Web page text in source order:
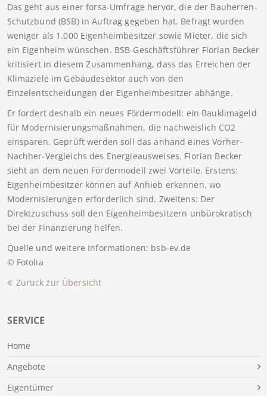
SERVICE
Home
Angebote
Eigentümer
Das geht aus einer forsa-Umfrage hervor, die der Bauherren-
Schutzbund (BSB) in Auftrag gegeben hat. Befragt wurden
weniger als 1.000 Eigenheimbesitzer sowie Mieter, die sich
ein Eigenheim wünschen. BSB-Geschäftsführer Florian Becker
kritisiert in diesem Zusammenhang, dass das Erreichen der
Klimaziele im Gebäudesektor auch von den
Einzelentscheidungen der Eigenheimbesitzer abhänge.
Er fordert deshalb ein neues Fördermodell: ein Bauklimageld
für Modernisierungsmaßnahmen, die nachweislich CO2
einsparen. Geprüft werden soll das anhand eines Vorher-
Nachher-Vergleichs des Energieausweises. Florian Becker
sieht an dem neuen Fördermodell zwei Vorteile. Erstens:
Eigenheimbesitzer können auf Anhieb erkennen, wo
Modernisierungen erforderlich sind. Zweitens: Der
Direktzuschuss soll den Eigenheimbesitzern unbürokratisch
bei der Finanzierung helfen.
Quelle und weitere Informationen: bsb-ev.de
© Fotolia
Zurück zur Übersicht